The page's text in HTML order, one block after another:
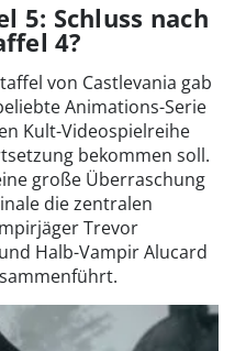
5: Schluss nach
4?
von Castlevania gab
Animations-Serie
Kult-Videospielreihe
bekommen soll.
große Überraschung
die zentralen
Trevor
Halb-Vampir Alucard